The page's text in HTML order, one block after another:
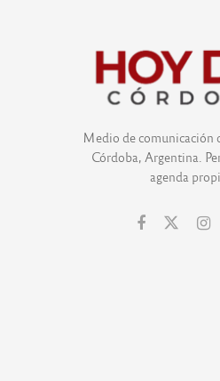
Medio de comunicación
Córdoba, Argentina.
agenda